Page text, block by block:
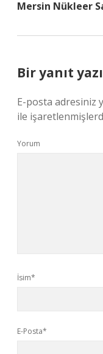
Mersin Nükleer
Bir yanıt
E-posta adresiniz
ile
Yorum
İsim*
E-Posta*